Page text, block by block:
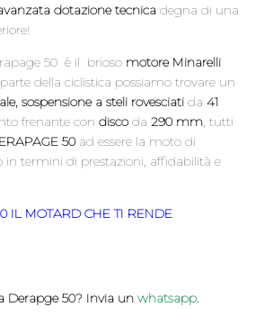
dotazione tecnica degna di una
50 è il brioso motore Minarelli
della ciclistica possiamo trovare un
sospensione a steli rovesciati da 41
frenante con discoda 290 mm, tutti
50ad essere la moto di
in termini di prestazioni, affidabilità e
CHE TI RENDE
Derapge 50? Invia un whatsapp.